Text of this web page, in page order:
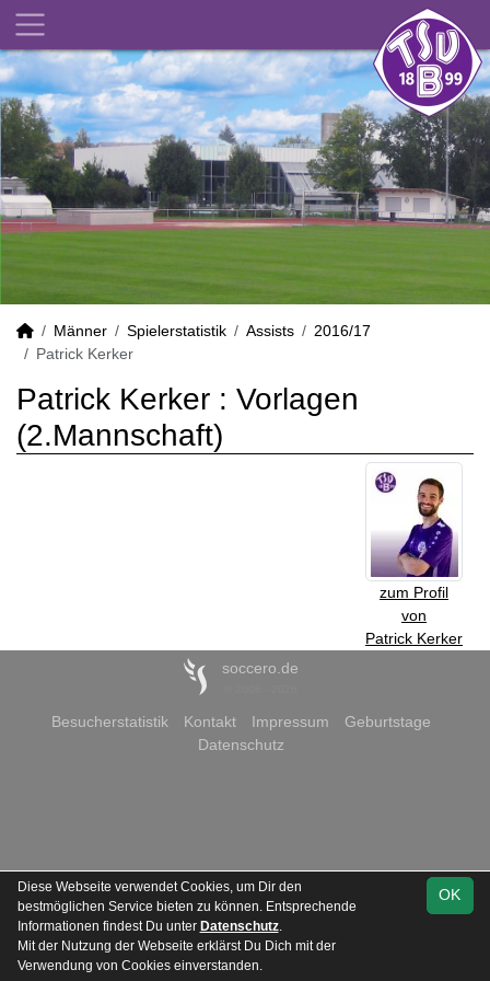
Männer Spielerstatistik Assists
2016/17
Patrick Kerker
Patrick Kerker : Vorlagen
(2.Mannschaft)
zum Profil
von
Patrick Kerker
soccero.de
Besucherstatistik Kontakt Impressum
Geburtstage
Datenschutz
OK
Diese Webseite verwendet Cookies, um Dir den
bestmöglichen Service bieten zu können. Entsprechende
Informationen findest Du unter Datenschutz.
Mit der Nutzung der Webseite erklärst Du Dich mit der
Verwendung von Cookies einverstanden.